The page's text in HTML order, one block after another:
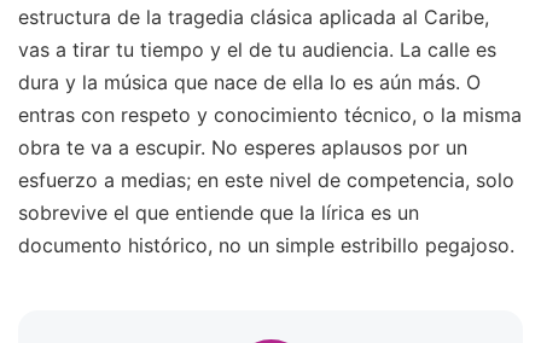
estructura de la tragedia clásica aplicada al Caribe,
vas a tirar tu tiempo y el de tu audiencia. La calle es
dura y la música que nace de ella lo es aún más. O
entras con respeto y conocimiento técnico, o la misma
obra te va a escupir. No esperes aplausos por un
esfuerzo a medias; en este nivel de competencia, solo
sobrevive el que entiende que la lírica es un
documento histórico, no un simple estribillo pegajoso.